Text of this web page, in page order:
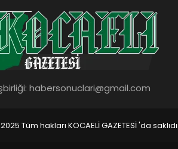
habersonuclari@gmail.com
Tüm hakları KOCAELİ GAZETESİ 'da